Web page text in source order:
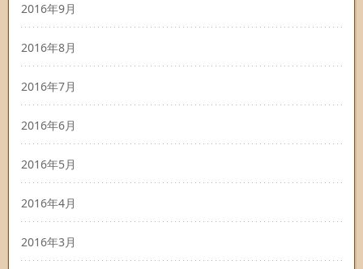
2016年9月
2016年8月
2016年7月
2016年6月
2016年5月
2016年4月
2016年3月